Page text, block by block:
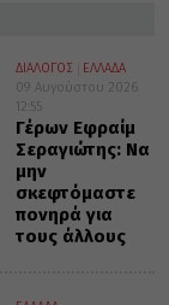
ΔΙΑΛΟΓΟΣ
ΕΛΛΑΔΑ
09 Αυγούστου 2026
12:55
Γέρων Εφραίμ
Σεραγιώτης: Να
μην
σκεφτόμαστε
πονηρά για
τους άλλους